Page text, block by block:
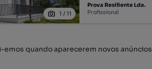
1 /11
Prova Resiliente Lda.
Profissional
quando aparecerem novos anúncios